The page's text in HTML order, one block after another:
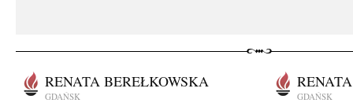
RENATA BEREŁKOWSKA
GDAŃSK GDAŃSK